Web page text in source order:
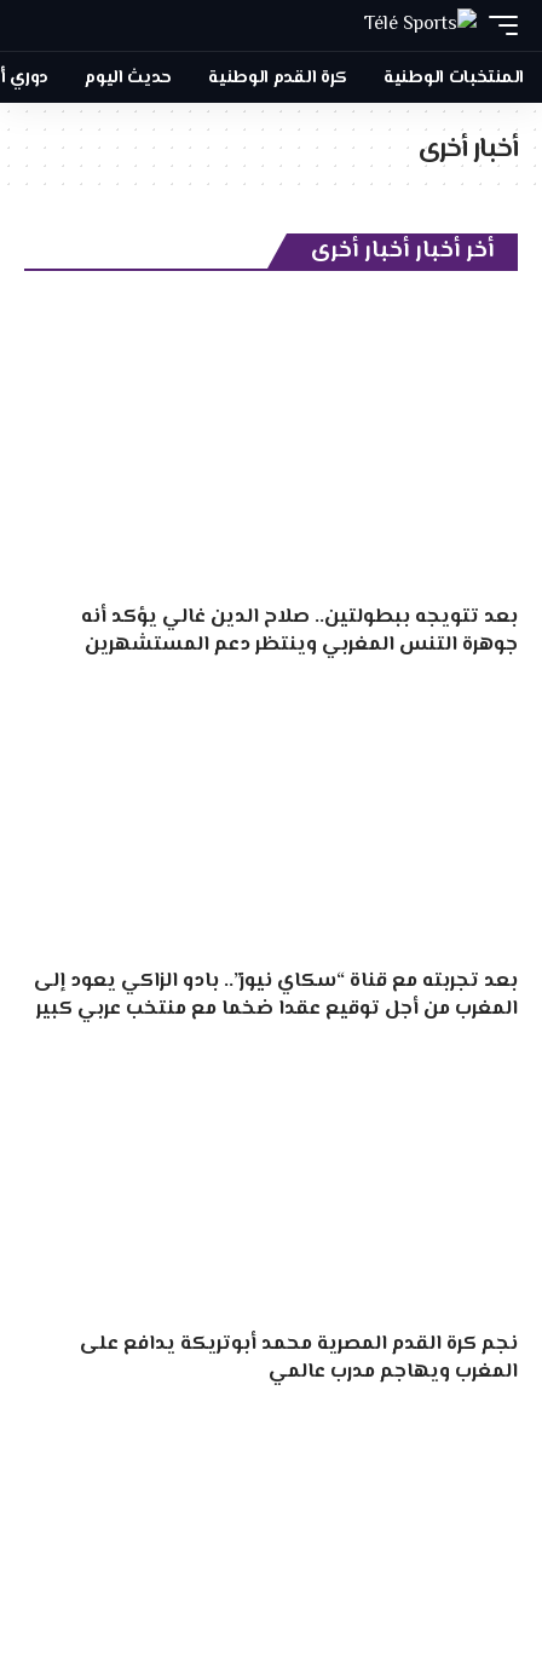
المنتخبات الوطنية كرة القدم الوطنية حديث اليوم دوري
أخبار أخرى
أخر أخبار أخبار أخرى
بعد تتويجه ببطولتين.. صلاح الدين غالي يؤكد أنه
جوهرة التنس المغربي وينتظر دعم المستشهرين
بعد تجربته مع قناة “سكاي نيوز”.. بادو الزاكي يعود إلى
المغرب من أجل توقيع عقدا ضخما مع منتخب عربي كبير
نجم كرة القدم المصرية محمد أبوتريكة يدافع على
المغرب ويهاجم مدرب عالمي